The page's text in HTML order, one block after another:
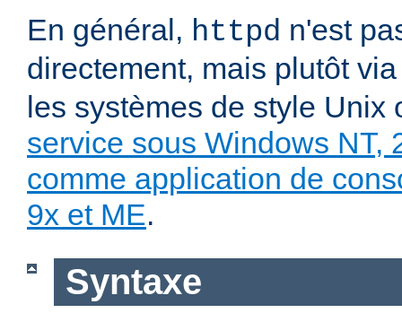
En général, httpd n'est
directement, mais plutôt
les systèmes de style Unix
service sous Windows NT,
comme application de
9x et ME.
Syntaxe